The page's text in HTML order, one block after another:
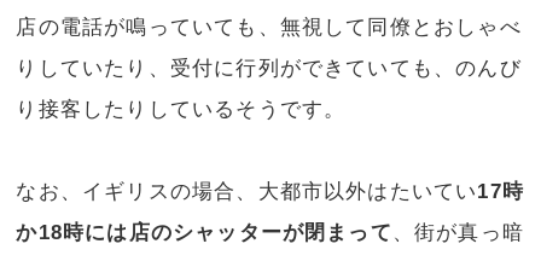
店の電話が鳴っていても、無視して同僚とおしゃべ
りしていたり、受付に行列ができていても、のんび
り接客したりしているそうです。
なお、イギリスの場合、大都市以外はたいてい17時
か18時には店のシャッターが閉まって 、街が真っ暗